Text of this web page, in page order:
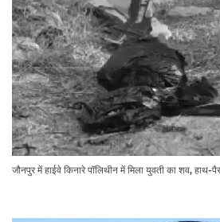
जौनपुर में हाईवे किनारे पॉलिथीन में मिला युवती का शव,